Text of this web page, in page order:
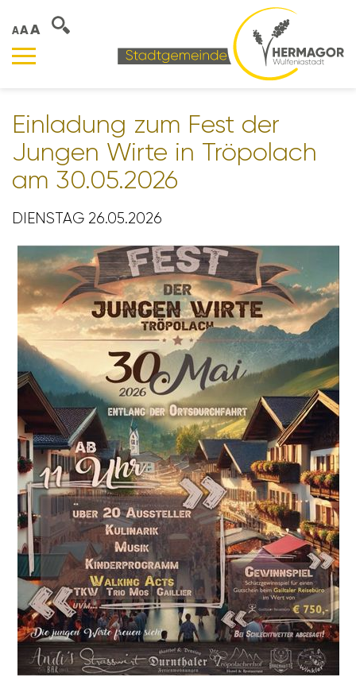
AAA
Einla­dung zum Fest der
Jungen Wirte in Tröpo­lach
am 30.05.2026
DIENSTAG 26.05.2026